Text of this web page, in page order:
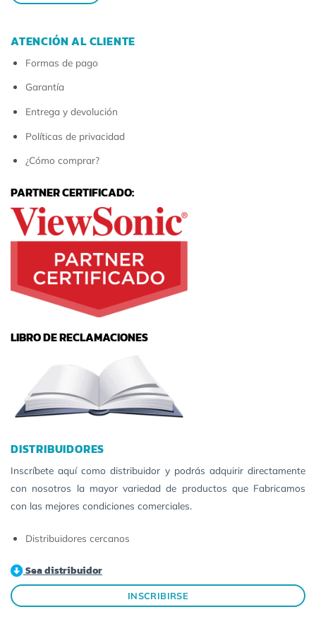
ATENCIÓN AL CLIENTE
Formas de pago
Garantía
Entrega y devolución
Políticas de privacidad
¿Cómo comprar?
PARTNER CERTIFICADO:
LIBRO DE RECLAMACIONES
DISTRIBUIDORES
Inscríbete aquí como distribuidor y podrás adquirir directamente
con nosotros la mayor variedad de productos que Fabricamos
con las mejores condiciones comerciales.
Distribuidores cercanos
Sea distribuidor
INSCRIBIRSE